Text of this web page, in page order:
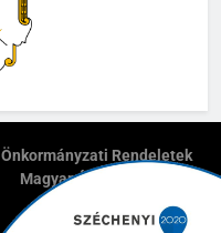
Önkormányzati Rendeletek
Magyar Államkincstár
E-Önkormányzat
Elnyert Széchenyi 2020